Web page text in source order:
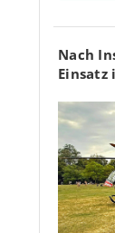
Nach
Einsatz